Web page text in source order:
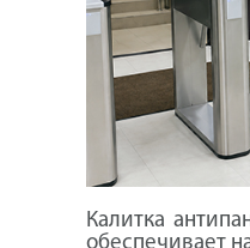
Калитка